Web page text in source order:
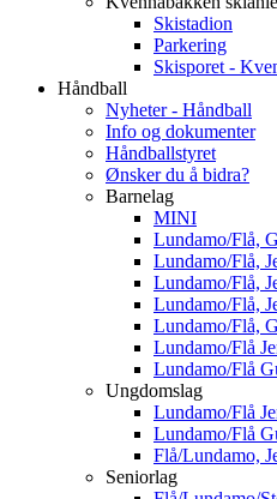
Skistadion
Parkering
Skisporet -
Håndball
Nyheter - Håndball
Info og dokumenter
Håndballstyret
Ønsker du å bidra?
Barnelag
MINI
Lundamo/Flå,
Lundamo/Flå,
Lundamo/Flå,
Lundamo/Flå,
Lundamo/Flå,
Lundamo/Flå
Lundamo/Flå
Ungdomslag
Lundamo/Flå
Lundamo/Flå
Flå/Lundamo,
Seniorlag